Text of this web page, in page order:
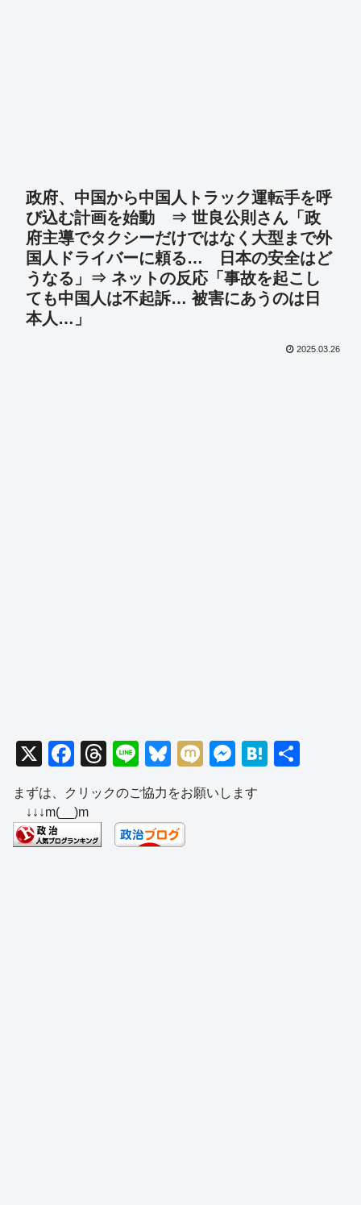
政府、中国から中国人トラック運転手を呼
び込む計画を始動 ⇒ 世良公則さん「政
府主導でタクシーだけではなく大型まで外
国人ドライバーに頼る… 日本の安全はど
うなる」⇒ ネットの反応「事故を起こし
ても中国人は不起訴… 被害にあうのは日
本人…」
2025.03.26
X
F
a
c
e
b
T
hr
e
a
d
Li
n
e
Bl
u
e
sk
y
M
ixi
M
e
ss
H
まずは、クリックのご協力をお願いします
↓↓↓m(__)m